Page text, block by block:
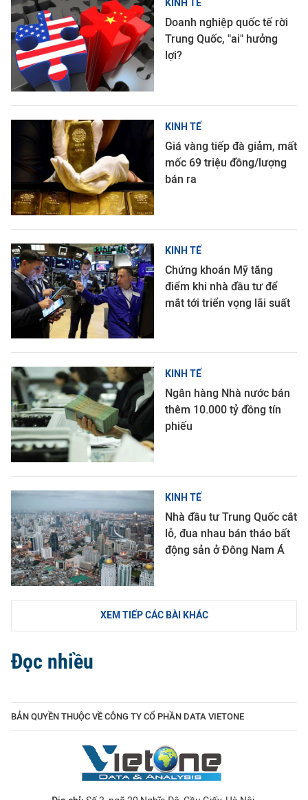
KINH TẾ
Doanh nghiệp quốc tế rời
Trung Quốc, "ai" hưởng
lợi?
KINH TẾ
Giá vàng tiếp đà giảm, mất
mốc 69 triệu đồng/lượng
bán ra
KINH TẾ
Chứng khoán Mỹ tăng
điểm khi nhà đầu tư để
mắt tới triển vọng lãi suất
KINH TẾ
Ngân hàng Nhà nước bán
thêm 10.000 tỷ đồng tín
phiếu
KINH TẾ
Nhà đầu tư Trung Quốc cắt
lỗ, đua nhau bán tháo bất
động sản ở Đông Nam Á
XEM TIẾP CÁC BÀI KHÁC
Đọc nhiều
BẢN QUYỀN THUỘC VỀ CÔNG TY CỔ PHẦN DATA VIETONE